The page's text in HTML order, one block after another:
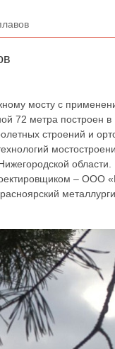
мосту с
72 метра построен
строений и
– ООО